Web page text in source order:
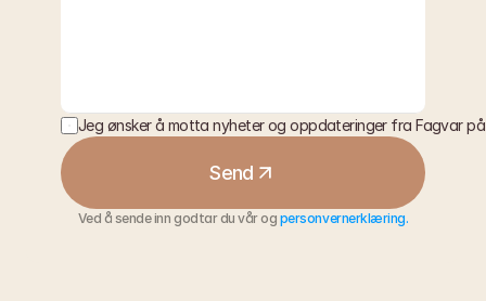
Jeg ønsker å motta nyheter og oppdateringer fra Fagvar
Send
Ved å sende inn godtar du vår og personvernerklæring.